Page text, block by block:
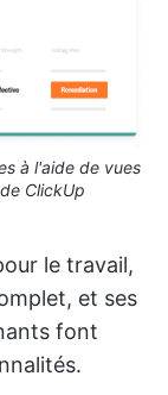
à l'aide de vues
ClickUp
le travail,
et ses
font